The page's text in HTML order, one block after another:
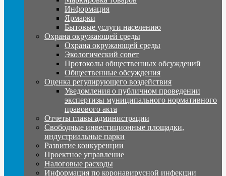
Информация
Ярмарки
Бытовые услуги населению
Охрана окружающей среды
Охрана окружающей среды
Экологический совет
Протоколы общественных обсуждений
Общественные обсуждения
Оценка регулирующего воздействия
Уведомления о публичном проведении
экспертизы муниципального нормативного
правового акта
Отчеты главы администрации
Свободные инвестиционные площадки,
индустриальные парки
Развитие конкуренции
Проектное управление
Налоговые расходы
Информация по коронавирусной инфекции